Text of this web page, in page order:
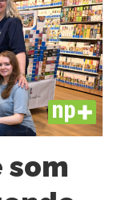
PLUS
som